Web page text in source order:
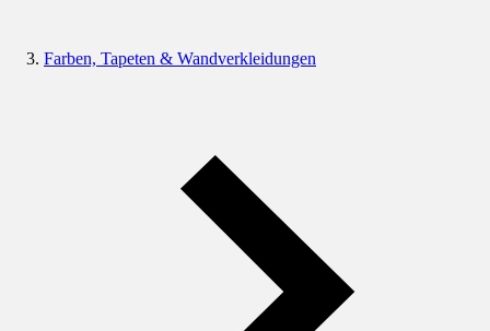
Farben, Tapeten & Wandverkleidungen